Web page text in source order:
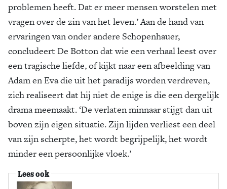
problemen heeft. Dat er meer mensen worstelen met
vragen over de zin van het leven.’ Aan de hand van
ervaringen van onder andere Schopenhauer,
concludeert De Botton dat wie een verhaal leest over
een tragische liefde, of kijkt naar een afbeelding van
Adam en Eva die uit het paradijs worden verdreven,
zich realiseert dat hij niet de enige is die een dergelijk
drama meemaakt. ‘De verlaten minnaar stijgt dan uit
boven zijn eigen situatie. Zijn lijden verliest een deel
van zijn scherpte, het wordt begrijpelijk, het wordt
minder een persoonlijke vloek.’
Lees ook